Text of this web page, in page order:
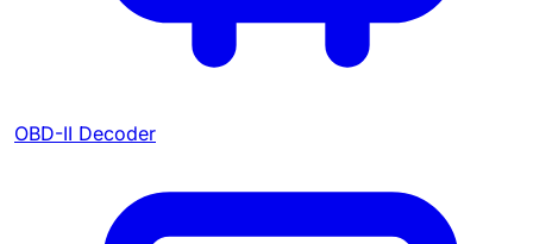
OBD-II Decoder